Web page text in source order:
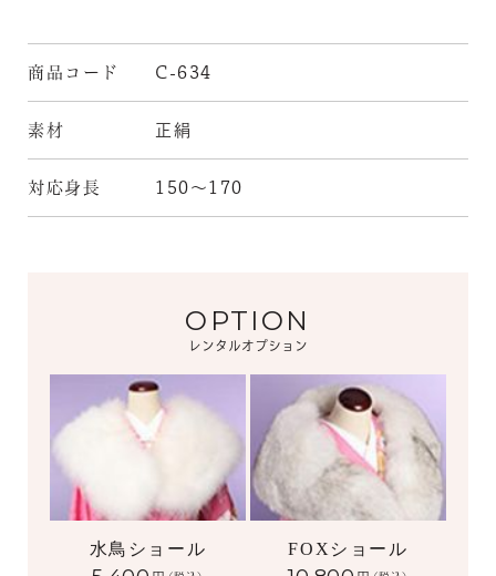
商品コード C-634
素材 正絹
対応身長 150～170
OPTION
レンタルオプション
水鳥ショール FOXショール